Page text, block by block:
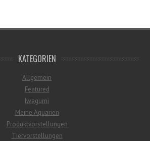
KATEGORIEN
Allgemein
Featured
Iwagumi
Meine Aquarien
Produktvorstellungen
Tiervorstellungen